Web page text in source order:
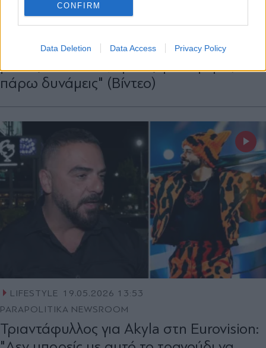
CONFIRM
Data Deletion Data Access Privacy Policy
PARAPOLITIKA NEWSROOM
Ακύλας για ακύρωση εμφάνισης στην
ΕΡΤ μετά τη Eurovision: "Ο οργανισμός
μου εξαντλήθηκε, χρειαζόμουν μέρες να
πάρω δυνάμεις" (Βίντεο)
LIFESTYLE 19.05.2026 13:53
PARAPOLITIKA NEWSROOM
Τριαντάφυλλος για Akyla στη Eurovision: